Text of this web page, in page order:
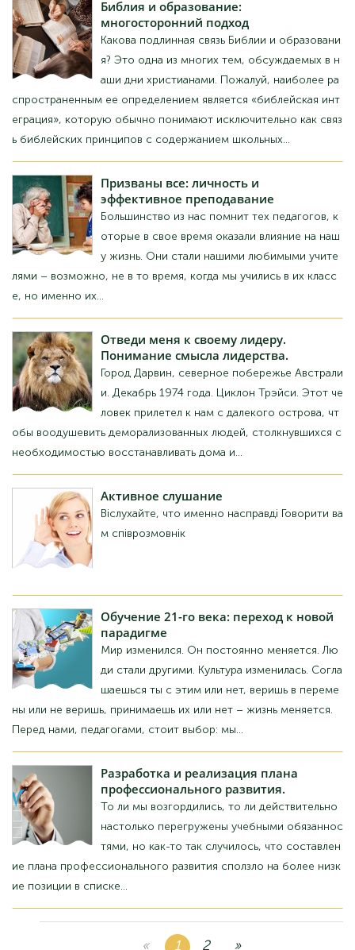
на з багатьох тем, які обговорюються в наші
дні християнами. Мабуть, найпоширенішим її
визначенням є «біблійна інтеграція», яку зазви
чай розуміють виключно як зв'язок біблійних принципів із зміст
ефективне викладання
Більшість із нас пам'ятає тих педагогів, які сво
го часу вплинули на наше життя. Вони стали н
ашими улюбленими вчителями – можливо, н
е в той час, коли ми навчалися у їхньому класі, але саме їх...
Розуміння сенсу лідерства.
Місто Дарвін, північне узбережжя Австралії. Г
рудень 1974 року. Циклон Трейсі. Ця людина п
рилетіла до нас з далекого острова, щоб над
ихнути деморалізованих людей, які зіткнулися з необхідністю
відновлювати будинки та...
Вислухайте, що саме насправді Говорити вам
стали іншими. Культура змінилася. Погоджуєш
ся ти з цим чи ні, віриш у зміни чи не віриш, п
риймаєш їх чи ні – життя змінюється. Перед нами, освітянами,
стоїть вибір: ми...
професійного розвитку.
Чи ми запишалися, чи справді настільки перев
антажені навчальними обов'язками, але якось
так сталося, що складання плану професійно
го розвитку сповзло на нижчі позиції у списку...
« 1 2 »